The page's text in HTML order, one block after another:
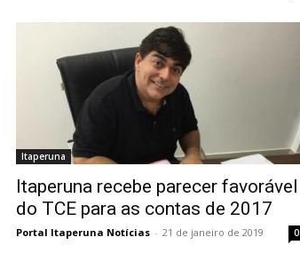
Itaperuna
Itaperuna recebe parecer favorável
do TCE para as contas de 2017
Portal Itaperuna Notícias - 21 de janeiro de 2019 0